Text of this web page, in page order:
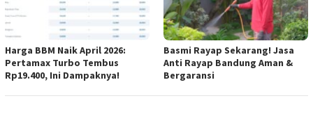
Harga BBM Naik April 2026:
Pertamax Turbo Tembus
Rp19.400, Ini Dampaknya!
Basmi Rayap Sekarang! Jasa
Anti Rayap Bandung Aman &
Bergaransi